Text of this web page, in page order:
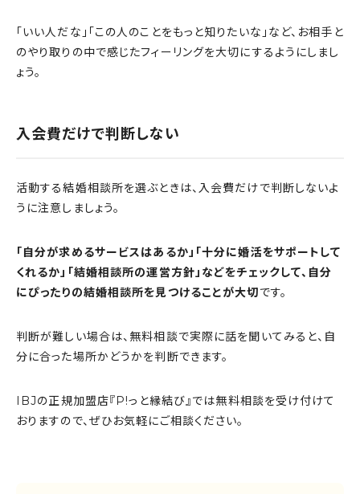
「いい人だな」「この人のことをもっと知りたいな」など、お相手と
のやり取りの中で感じたフィーリングを大切にするようにしまし
ょう。
入会費だけで判断しない
活動する結婚相談所を選ぶときは、入会費だけで判断しないよ
うに注意しましょう。
「自分が求めるサービスはあるか」「十分に婚活をサポートして
くれるか」「結婚相談所の運営方針」などをチェックして、自分
にぴったりの結婚相談所を見つけることが大切です。
判断が難しい場合は、無料相談で実際に話を聞いてみると、自
分に合った場所かどうかを判断できます。
IBJの正規加盟店『P!っと縁結び』では無料相談を受け付けて
おりますので、ぜひお気軽にご相談ください。